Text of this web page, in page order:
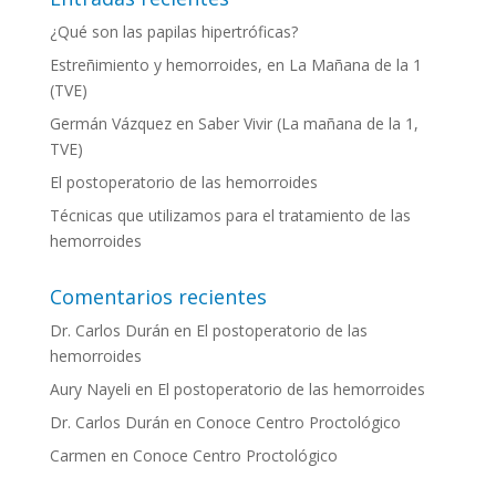
¿Qué son las papilas hipertróficas?
Estreñimiento y hemorroides, en La Mañana de la 1
(TVE)
Germán Vázquez en Saber Vivir (La mañana de la 1,
TVE)
El postoperatorio de las hemorroides
Técnicas que utilizamos para el tratamiento de las
hemorroides
Comentarios recientes
Dr. Carlos Durán en El postoperatorio de las
hemorroides
Aury Nayeli en El postoperatorio de las hemorroides
Dr. Carlos Durán en Conoce Centro Proctológico
Carmen en Conoce Centro Proctológico